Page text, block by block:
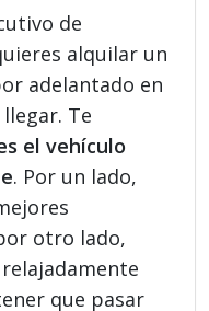
de
alquilar un
adelantado en
Te
el vehículo
. Por un lado,
otro lado,
que pasar